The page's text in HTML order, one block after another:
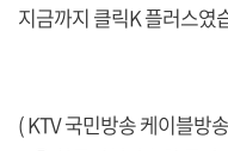
지금까지 클릭K 플러스였
( KTV 국민방송 케이블방